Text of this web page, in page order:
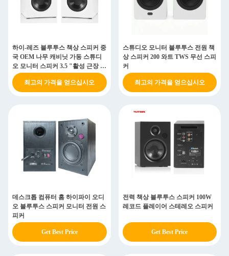
하이-레즈 블루투스 책상 스피커 중
국 OEM 나무 캐비닛 가동 스튜디
오 모니터 스피커 3.5 "활성 근장 스
피커
최고의 가격을 얻으십시오
스튜디오 모니터 블루투스 전원 책
상 스피커 200 와트 TWS 무선 스피
커
최고의 가격을 얻으십시오
데스크톱 컴퓨터 홈 하이파이 오디
오 블루투스 스피커 모니터 전원 스
피커
Get Best Price
전력 책상 블루투스 스피커 100W
레코드 플레이어 스테레오 스피커
Get Best Price